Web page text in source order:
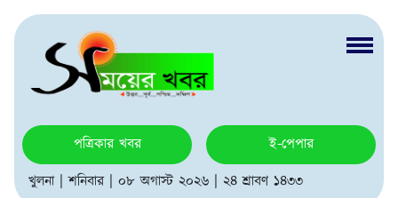
পত্রিকার খবর
ই-পেপার
খুলনা | শনিবার | ০৮ অগাস্ট ২০২৬ | ২৪ শ্রাবণ ১৪৩৩